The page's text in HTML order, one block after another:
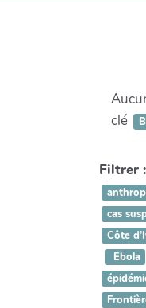
clé
Filtrer :
cas
Côte
Ebola